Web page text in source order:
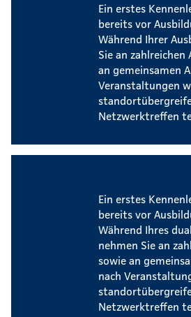
Ein erstes
bereits vor
Während Ihrer
Sie an
an gemeinsamen
Veranstaltungen
Netzwerktreffen
Ein erstes
bereits vor
Während Ihres
nehmen Sie an
sowie an
nach
Netzwerktreffen